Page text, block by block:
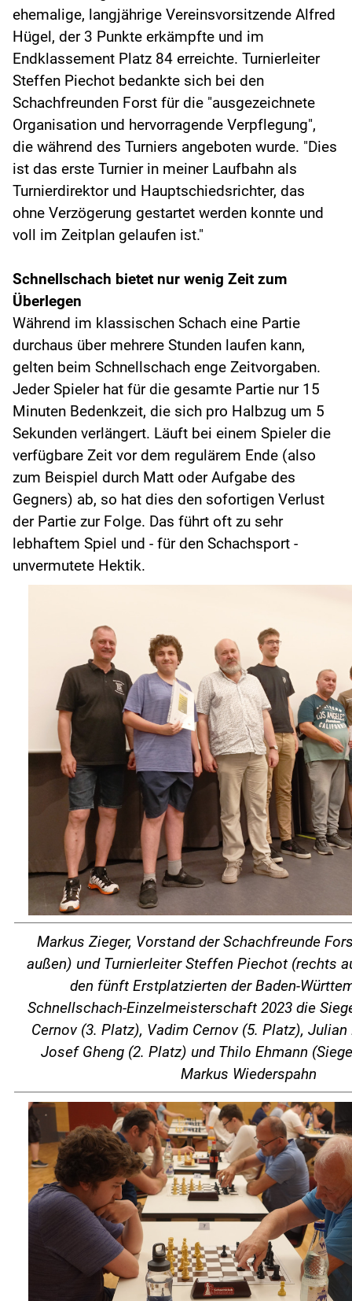
ehemalige, langjährige Vereinsvorsitzende Alfred
Hügel, der 3 Punkte erkämpfte und im
Endklassement Platz 84 erreichte. Turnierleiter
Steffen Piechot bedankte sich bei den
Schachfreunden Forst für die "ausgezeichnete
Organisation und hervorragende Verpflegung",
die während des Turniers angeboten wurde. "Dies
ist das erste Turnier in meiner Laufbahn als
Turnierdirektor und Hauptschiedsrichter, das
ohne Verzögerung gestartet werden konnte und
voll im Zeitplan gelaufen ist."
Schnellschach bietet nur wenig Zeit zum
Überlegen
Während im klassischen Schach eine Partie
durchaus über mehrere Stunden laufen kann,
gelten beim Schnellschach enge Zeitvorgaben.
Jeder Spieler hat für die gesamte Partie nur 15
Minuten Bedenkzeit, die sich pro Halbzug um 5
Sekunden verlängert. Läuft bei einem Spieler die
verfügbare Zeit vor dem regulärem Ende (also
zum Beispiel durch Matt oder Aufgabe des
Gegners) ab, so hat dies den sofortigen Verlust
der Partie zur Folge. Das führt oft zu sehr
lebhaftem Spiel und - für den Schachsport -
unvermutete Hektik.
Markus Zieger, Vorstand der Schachfreunde
außen) und Turnierleiter Steffen Piechot (rechts
den fünft Erstplatzierten der Baden-
Schnellschach-Einzelmeisterschaft 2023 die
Cernov (3. Platz), Vadim Cernov (5. Platz),
Josef Gheng (2. Platz) und Thilo Ehmann
Markus Wiederspahn